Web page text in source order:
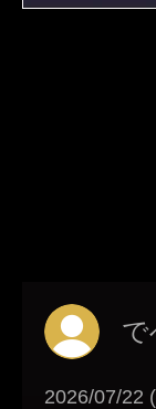
で
2026/07/22